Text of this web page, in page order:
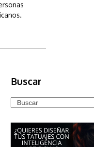
Buscar
Search